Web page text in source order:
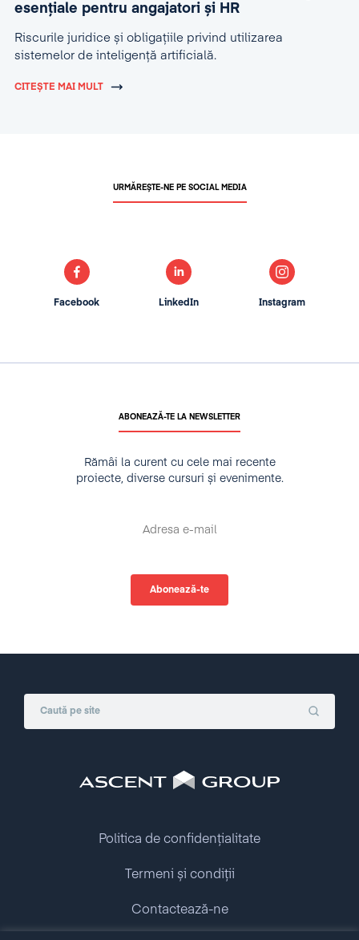
esențiale pentru angajatori și HR
Riscurile juridice și obligațiile privind utilizarea
sistemelor de inteligență artificială.
CITEȘTE MAI MULT
ABONEAZĂ-TE LA NEWSLETTER
Rămâi la curent cu cele mai recente
proiecte, diverse cursuri și evenimente.
URMĂREȘTE-NE PE SOCIAL MEDIA
Facebook LinkedIn Instagram
Politica de confidențialitate
Termeni și condiții
Contactează-ne